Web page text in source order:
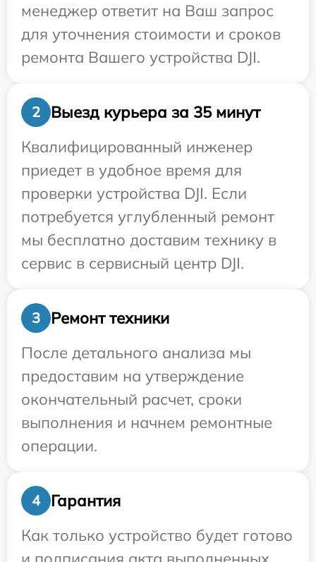
менеджер ответит на Ваш запрос
для уточнения стоимости и сроков
ремонта Вашего устройства DJI.
2
Выезд курьера за 35 минут
Квалифицированный инженер
приедет в удобное время для
проверки устройства DJI. Если
потребуется углубленный ремонт
мы бесплатно доставим технику в
сервис в сервисный центр DJI.
3
Ремонт техники
После детального анализа мы
предоставим на утверждение
окончательный расчет, сроки
выполнения и начнем ремонтные
операции.
4
Гарантия
Как только устройство будет готово